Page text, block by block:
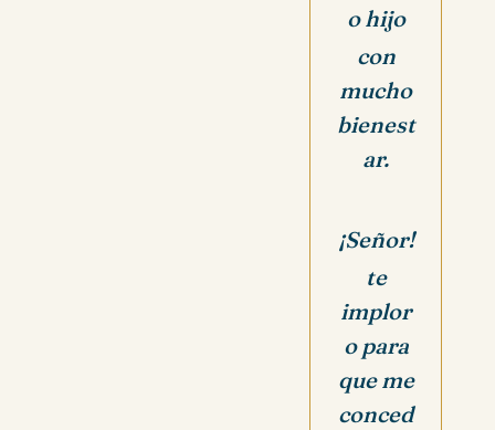
o hijo
con
mucho
bienest
ar.
¡Señor!
te
implor
o para
que me
conced